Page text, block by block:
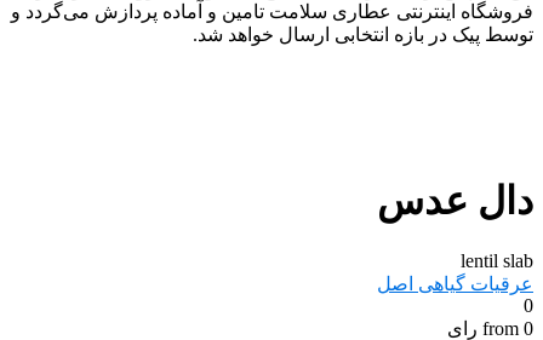
فروشگاه اینترنتی عطاری سلامت تامین و آماده پردازش می‌گردد و
توسط پیک در بازه انتخابی ارسال خواهد شد.
دال عدس
lentil slab
عرقیات گیاهی اصل
0
from 0 رای